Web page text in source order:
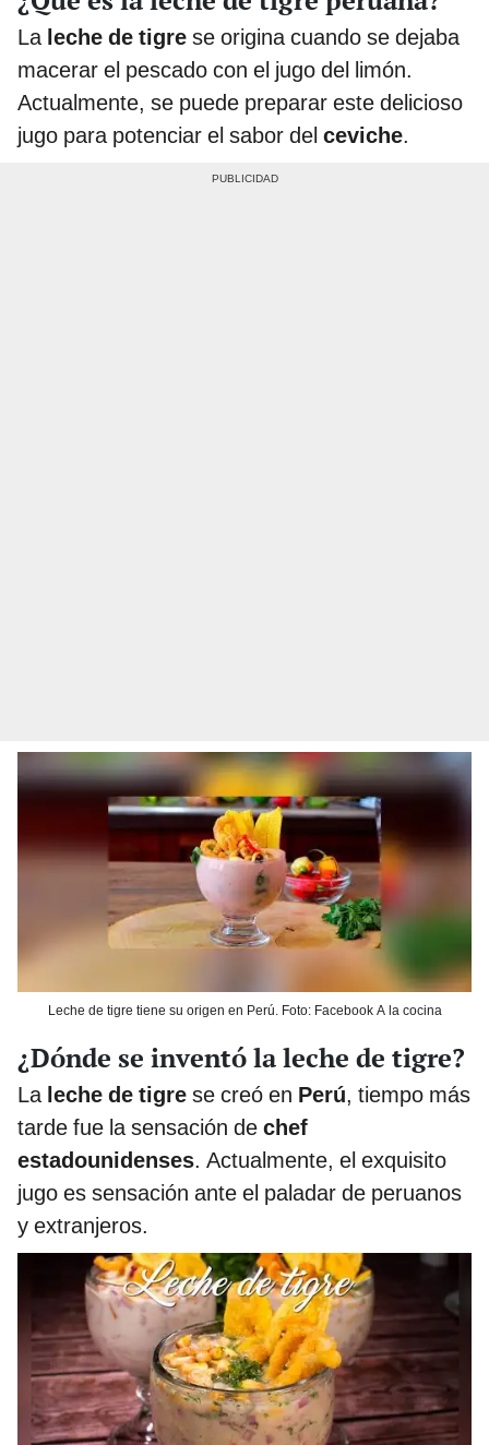
La leche de tigre se origina cuando se dejaba
macerar el pescado con el jugo del limón.
Actualmente, se puede preparar este delicioso
jugo para potenciar el sabor del ceviche.
Leche de tigre tiene su origen en Perú. Foto: Facebook A la cocina
¿Dónde se inventó la leche de tigre?
Laleche de tigre se creó en Perú, tiempo más
tarde fue la sensación de chef
estadounidenses. Actualmente, el exquisito
jugo es sensación ante el paladar de peruanos
y extranjeros.